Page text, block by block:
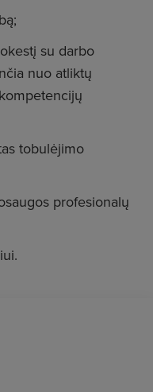
su darbo
nuo atliktų
tobulėjimo
profesionalų